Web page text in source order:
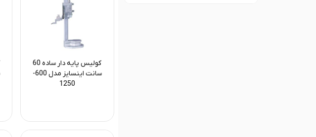
کولیس پایه دار ساده 60
سانت اینسایز مدل 600-
1250